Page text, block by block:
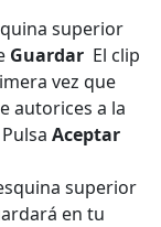
superior
Guardar El clip
vez que
autorices a la
Aceptar
superior
en tu